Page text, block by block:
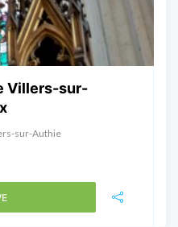
Villers-sur-
sur-Authie